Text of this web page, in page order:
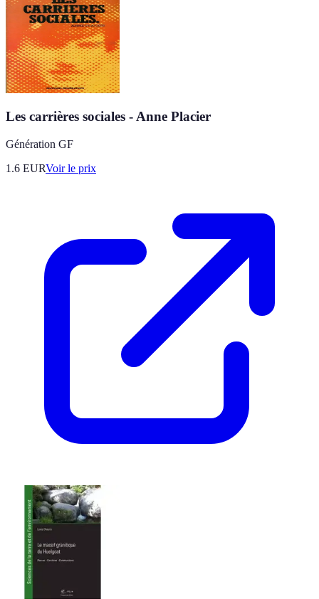
Les carrières sociales - Anne Placier
Génération GF
1.6 EURVoir le prix